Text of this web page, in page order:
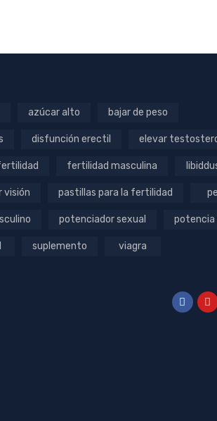
azúcar alto bajar de peso
disfunción erectil elevar
fertilidad masculina
visión pastillas para la fertilidad
potenciador sexual potencia
suplemento viagra